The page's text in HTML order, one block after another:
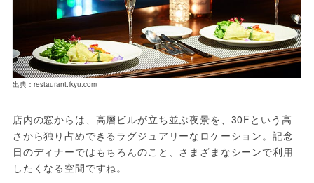
出典：restaurant.ikyu.com
店内の窓からは、高層ビルが立ち並ぶ夜景を、30Fという高
さから独り占めできるラグジュアリーなロケーション。記念
日のディナーではもちろんのこと、さまざまなシーンで利用
したくなる空間ですね。